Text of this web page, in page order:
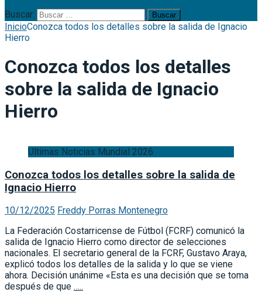
Buscar:
InicioConozca todos los detalles sobre la salida de Ignacio
Hierro
Conozca todos los detalles
sobre la salida de Ignacio
Hierro
Ultimas Noticias Mundial 2026
Conozca todos los detalles sobre la salida de
Ignacio Hierro
10/12/2025 Freddy Porras Montenegro
La Federación Costarricense de Fútbol (FCRF) comunicó la
salida de Ignacio Hierro como director de selecciones
nacionales. El secretario general de la FCRF, Gustavo Araya,
explicó todos los detalles de la salida y lo que se viene
ahora. Decisión unánime «Esta es una decisión que se toma
después de que …..